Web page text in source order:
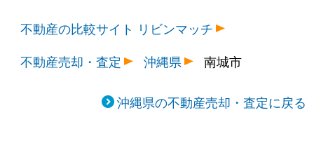
不動産の比較サイト リビンマッチ
不動産売却・査定
沖縄県 南城市
沖縄県の不動産売却・査定に戻る